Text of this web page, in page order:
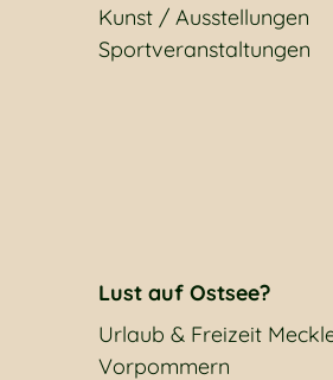
Kunst / Ausstellungen
Sportveranstaltungen
Lust auf Ostsee?
Urlaub & Freizeit
Vorpommern